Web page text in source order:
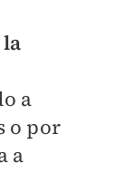
a
o por
a